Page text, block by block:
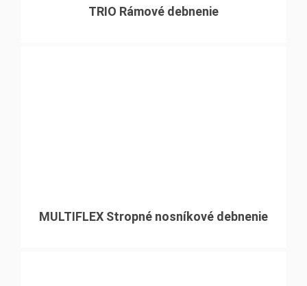
TRIO Rámové debnenie
MULTIFLEX Stropné nosníkové debnenie